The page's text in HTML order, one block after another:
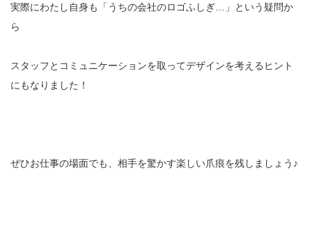
実際にわたし自身も「うちの会社のロゴふしぎ…」という疑問か
ら
スタッフとコミュニケーションを取ってデザインを考えるヒント
にもなりました！
ぜひお仕事の場面でも、相手を驚かす楽しい爪痕を残しましょう♪